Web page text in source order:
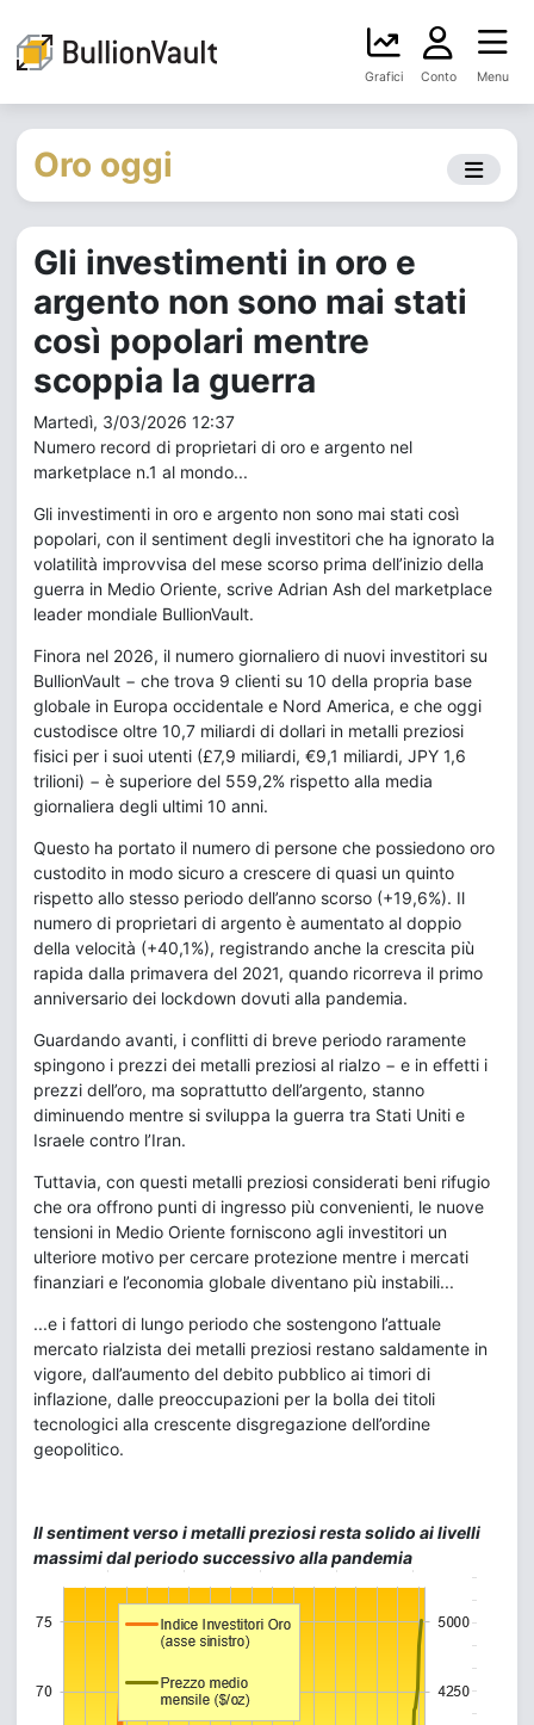
Grafici Conto Menu
Oro oggi
Gli investimenti in oro e
argento non sono mai stati
così popolari mentre
scoppia la guerra
Martedì, 3/03/2026 12:37
Numero record di proprietari di oro e argento nel
marketplace n.1 al mondo...
Gli investimenti in oro e argento non sono mai stati così
popolari, con il sentiment degli investitori che ha ignorato la
volatilità improvvisa del mese scorso prima dell’inizio della
guerra in Medio Oriente, scrive Adrian Ash del marketplace
leader mondiale BullionVault.
Finora nel 2026, il numero giornaliero di nuovi investitori su
BullionVault − che trova 9 clienti su 10 della propria base
globale in Europa occidentale e Nord America, e che oggi
custodisce oltre 10,7 miliardi di dollari in metalli preziosi
fisici per i suoi utenti (£7,9 miliardi, €9,1 miliardi, JPY 1,6
trilioni) − è superiore del 559,2% rispetto alla media
giornaliera degli ultimi 10 anni.
Questo ha portato il numero di persone che possiedono oro
custodito in modo sicuro a crescere di quasi un quinto
rispetto allo stesso periodo dell’anno scorso (+19,6%). Il
numero di proprietari di argento è aumentato al doppio
della velocità (+40,1%), registrando anche la crescita più
rapida dalla primavera del 2021, quando ricorreva il primo
anniversario dei lockdown dovuti alla pandemia.
Guardando avanti, i conflitti di breve periodo raramente
spingono i prezzi dei metalli preziosi al rialzo − e in effetti i
prezzi dell’oro, ma soprattutto dell’argento, stanno
diminuendo mentre si sviluppa la guerra tra Stati Uniti e
Israele contro l’Iran.
Tuttavia, con questi metalli preziosi considerati beni rifugio
che ora offrono punti di ingresso più convenienti, le nuove
tensioni in Medio Oriente forniscono agli investitori un
ulteriore motivo per cercare protezione mentre i mercati
finanziari e l’economia globale diventano più instabili...
...e i fattori di lungo periodo che sostengono l’attuale
mercato rialzista dei metalli preziosi restano saldamente in
vigore, dall’aumento del debito pubblico ai timori di
inflazione, dalle preoccupazioni per la bolla dei titoli
tecnologici alla crescente disgregazione dell’ordine
geopolitico.
Il sentiment verso i metalli preziosi resta solido ai livelli
massimi dal periodo successivo alla pandemia